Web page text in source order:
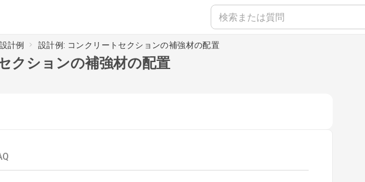
計例 設計例: コンクリートセクションの補強材の配置
クションの補強材の配置